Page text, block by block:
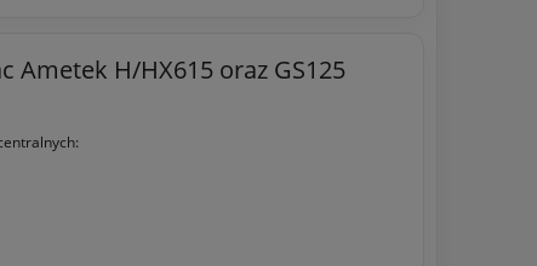
Ametek H/HX615 oraz GS125